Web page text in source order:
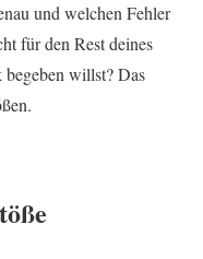
und welchen Fehler
für den Rest deines
willst? Das